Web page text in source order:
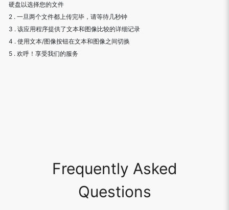
硬盘以选择您的文件
2 . 一旦两个文件都上传完毕，请等待几秒钟
3 . 该应用程序提供了文本和图像比较的详细记录
4 . 使用文本/图像按钮在文本和图像之间切换
5 . 欢呼！享受我们的服务
Frequently Asked
Questions